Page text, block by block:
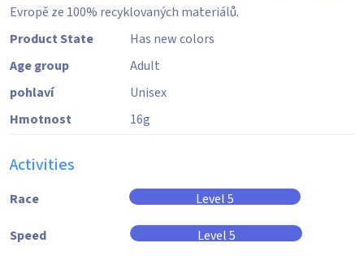
Evropě ze 100% recyklovaných materiálů.
Product State
Has new colors
Age group
Adult
pohlaví
Unisex
Hmotnost
16g
Activities
Race Level 5
Speed Level 5